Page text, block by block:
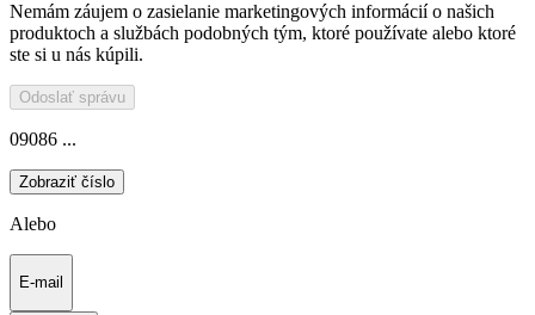
Nemám záujem o zasielanie marketingových informácií o našich
produktoch a službách podobných tým, ktoré používate alebo ktoré
ste si u nás kúpili.
Odoslať správu
09086 ...
Zobraziť číslo
Alebo
E-mail